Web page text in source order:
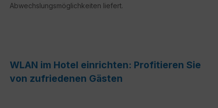
Abwechslungsmöglichkeiten liefert.
WLAN im Hotel einrichten: Profitieren Sie
von zufriedenen Gästen